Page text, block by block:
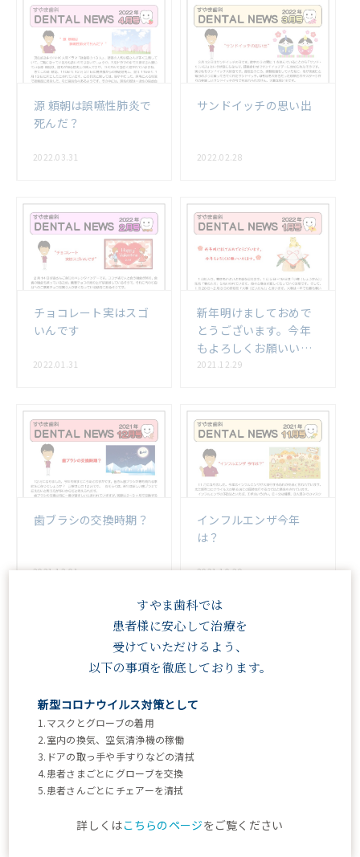
源 頼朝は誤嚥性肺炎で
死んだ？
2022.03.31
サンドイッチの思い出
2022.02.28
チョコレート実はスゴ
いんです
2022.01.31
新年明けましておめで
とうございます。今年
もよろしくお願いいた
します。
2021.12.29
歯ブラシの交換時期？
2021.12.01
インフルエンザ今年
は？
2021.10.29
サツマイモの効果
2021.09.30
すやま歯科では
患者様に安心して治療を
受けていただけるよう、
以下の事項を徹底しております。
新型コロナウイルス対策として
1.マスクとグローブの着用
2.室内の換気、空気清浄機の稼働
3.ドアの取っ手や手すりなどの清拭
4.患者さまごとにグローブを交換
5.患者さんごとにチェアーを清拭
詳しくはこちらのページをご覧ください